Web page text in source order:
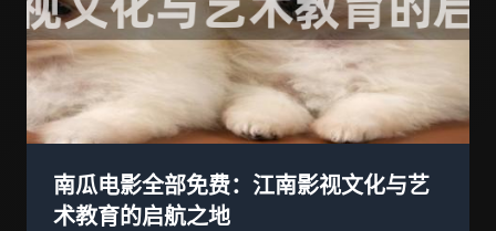
南瓜电影全部免费：江南影视文化与艺
术教育的启航之地